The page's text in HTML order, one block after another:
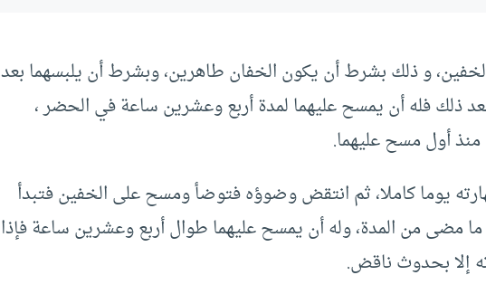
و ذلك بشرط أن يكون الخفان طاهرين، وبشرط أن يلبسهما بعد
ذلك فله أن يمسح عليهما لمدة أربع وعشرين ساعة في الحضر ،
منذ أول مسح عليهما.
يوما كاملا، ثم انتقض وضوؤه فتوضأ ومسح على الخفين فتبدأ
مضى من المدة، وله أن يمسح عليهما طوال أربع وعشرين ساعة فإذا
إلا بحدوث ناقض.